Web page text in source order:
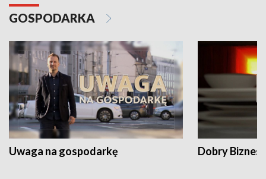
GOSPODARKA
Uwaga na gospodarkę Dobry Biznes